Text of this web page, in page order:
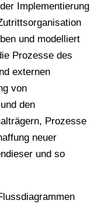
Implementierung
und modelliert
Prozesse des
externen
von
den
Prozesse
neuer
und so